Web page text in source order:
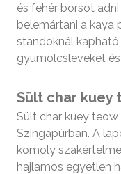
és fehér borsot
belemártani a kaya
standoknál
gyümölcsleveket
Sült char kuey
Sült char kuey
Szingapúrban. A
komoly
hajlamos egyetlen